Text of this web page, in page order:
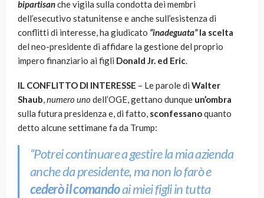
bipartisanche vigila sulla condotta dei membri
dell’esecutivo statunitense e anche sull’esistenza di
conflitti di interesse, ha giudicato “inadeguata”la scelta
del neo-presidente di affidare la gestione del proprio
impero finanziario ai figli Donald Jr. ed Eric.
IL CONFLITTO DI INTERESSE – Le parole di Walter
Shaub,numero uno dell’OGE, gettano dunque un’ombra
sulla futura presidenza e, di fatto, sconfessanoquanto
detto alcune settimane fa da Trump:
“Potrei continuare a gestire la mia azienda
anche da presidente, ma non lo farò e
cederò il comandoai miei figli in tutta